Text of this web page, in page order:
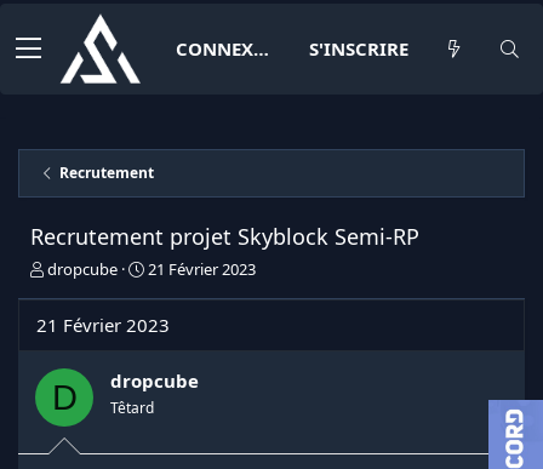
CONNEXION S'INSCRIRE
Recrutement
Recrutement projet Skyblock Semi-RP
I
a
e
u
dropcube
D
e
e
d
é
21 Février 2023
21 Février 2023
D dropcube
Têtard